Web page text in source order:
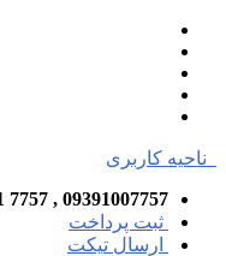
ناحیه کاربری
09391007757 , 7757 2591 -021
ثبت پرداخت
ارسال تیکت